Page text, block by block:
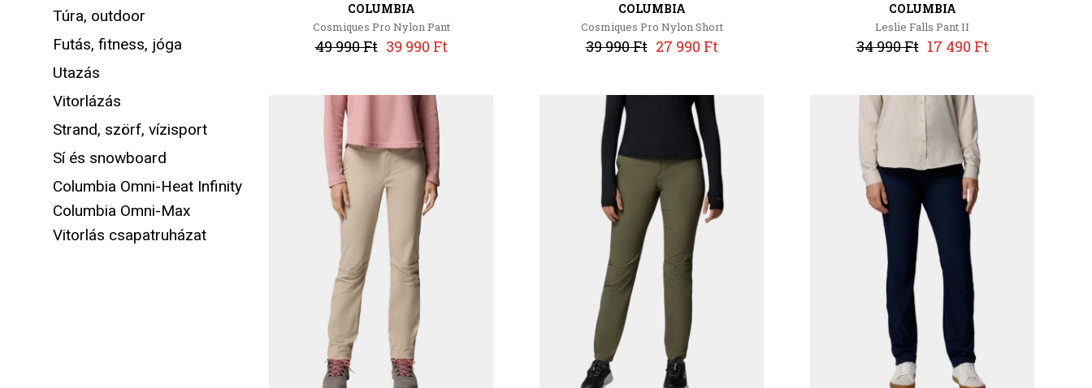
Túra, outdoor
Futás, fitness, jóga
Utazás
Vitorlázás
Strand, szörf, vízisport
Sí és snowboard
Columbia Omni-Heat Infinity
Columbia Omni-Max
Vitorlás csapatruházat
COLUMBIA
Cosmiques Pro Nylon Pant
49 990 Ft 39 990 Ft
COLUMBIA
Cosmiques Pro Nylon Short
39 990 Ft 27 990 Ft
COLUMBIA
Leslie Falls Pant II
34 990 Ft 17 490 Ft